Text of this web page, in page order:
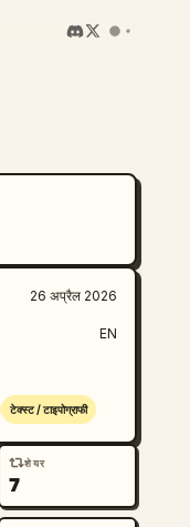
26 अप्रैल 2026
EN
टेक्स्ट / टाइपोग्राफी
शेयर
7